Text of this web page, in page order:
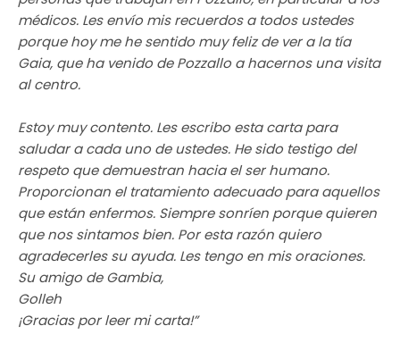
médicos. Les envío mis recuerdos a todos ustedes
porque hoy me he sentido muy feliz de ver a la tía
Gaia, que ha venido de Pozzallo a hacernos una visita
al centro.
Estoy muy contento. Les escribo esta carta para
saludar a cada uno de ustedes. He sido testigo del
respeto que demuestran hacia el ser humano.
Proporcionan el tratamiento adecuado para aquellos
que están enfermos. Siempre sonríen porque quieren
que nos sintamos bien. Por esta razón quiero
agradecerles su ayuda. Les tengo en mis oraciones.
Su amigo de Gambia,
Golleh
¡Gracias por leer mi carta!”